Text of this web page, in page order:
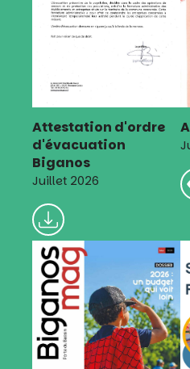
Attestation d'ordre
d'évacuation
Biganos
Juillet 2026